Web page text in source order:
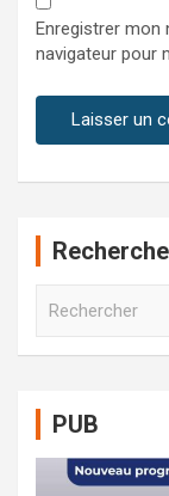
Enregistrer
navigateur pour
Recherche
PUB